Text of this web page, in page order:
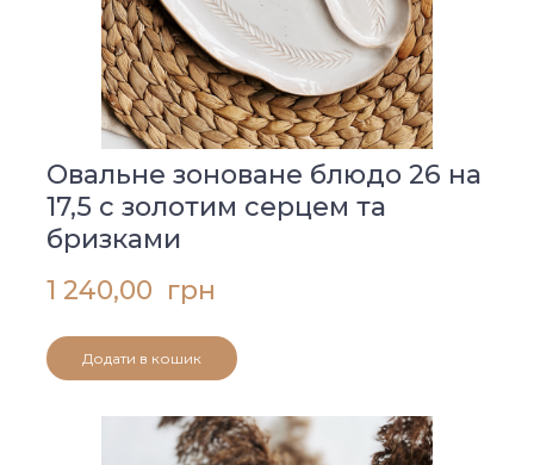
Овальне зоноване блюдо 26 на
17,5 с золотим серцем та
бризками
1 240,00  грн
Додати в кошик